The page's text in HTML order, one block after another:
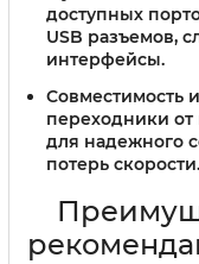
доступных
USB разъемов,
интерфейсы.
Совместимость
переходники
для надежного
потерь скорости.